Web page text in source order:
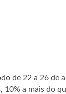
de 22 a 26
10% a mais do